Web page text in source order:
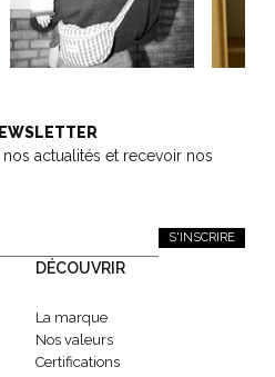
actualités et recevoir nos
S'INSCRIRE
DÉCOUVRIR
La marque
Nos valeurs
Certifications